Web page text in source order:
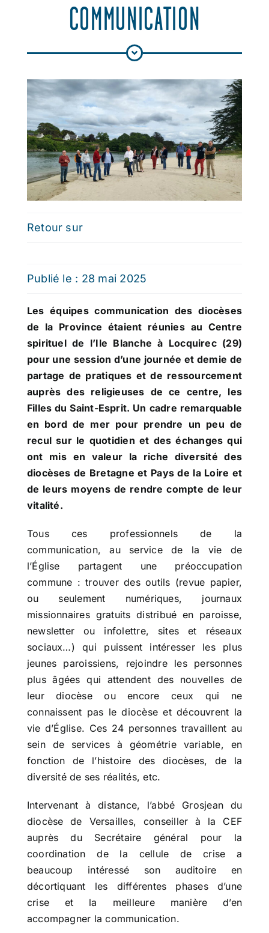
Agenda
COMMUNICATION
Retour sur
Publié le : 28 mai 2025
Les équipes communication des diocèses
de la Province étaient réunies au Centre
spirituel de l’Ile Blanche à Locquirec (29)
pour une session d’une journée et demie de
partage de pratiques et de ressourcement
auprès des religieuses de ce centre, les
Filles du Saint-Esprit. Un cadre remarquable
en bord de mer pour prendre un peu de
recul sur le quotidien et des échanges qui
ont mis en valeur la riche diversité des
diocèses de Bretagne et Pays de la Loire et
de leurs moyens de rendre compte de leur
vitalité.
Tous ces professionnels de la
communication, au service de la vie de
l’Église partagent une préoccupation
commune : trouver des outils (revue papier,
ou seulement numériques, journaux
missionnaires gratuits distribué en paroisse,
newsletter ou infolettre, sites et réseaux
sociaux…) qui puissent intéresser les plus
jeunes paroissiens, rejoindre les personnes
plus âgées qui attendent des nouvelles de
leur diocèse ou encore ceux qui ne
connaissent pas le diocèse et découvrent la
vie d’Église. Ces 24 personnes travaillent au
sein de services à géométrie variable, en
fonction de l’histoire des diocèses, de la
diversité de ses réalités, etc.
Intervenant à distance, l’abbé Grosjean du
diocèse de Versailles, conseiller à la CEF
auprès du Secrétaire général pour la
coordination de la cellule de crise a
beaucoup intéressé son auditoire en
décortiquant les différentes phases d’une
crise et la meilleure manière d’en
accompagner la communication.